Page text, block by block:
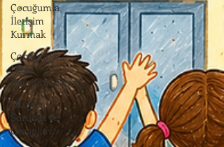
Çocuğumla
İletişim
Kurmak
Çocuğuma
Nasıl
Davranmalıyım?
Okuyucu
Soruları ve
Cevapları